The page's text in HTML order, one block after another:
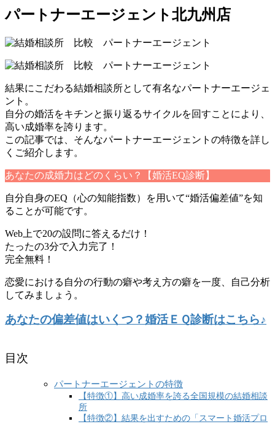
パートナーエージェント北九州店
結果にこだわる結婚相談所として有名なパートナーエージェ
ント。
自分の婚活をキチンと振り返るサイクルを回すことにより、
高い成婚率を誇ります。
この記事では、そんなパートナーエージェントの特徴を詳し
くご紹介します。
あなたの成婚力はどのくらい？【婚活EQ診断】
自分自身のEQ（心の知能指数）を用いて“婚活偏差値”を知
ることが可能です。
Web上で20の設問に答えるだけ！
たったの3分で入力完了！
完全無料！
恋愛における自分の行動の癖や考え方の癖を一度、自己分析
してみましょう。
あなたの偏差値はいくつ？婚活ＥＱ診断はこちら♪
目次
パートナーエージェントの特徴
【特徴①】高い成婚率を誇る全国規模の結婚相談
所
【特徴②】結果を出すための「スマート婚活プロ